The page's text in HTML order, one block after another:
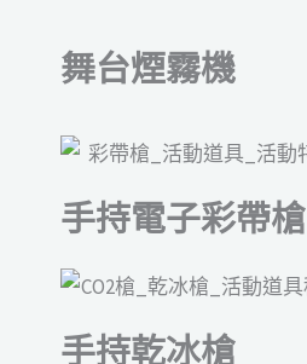
舞台煙霧機
手持電子彩帶槍
手持乾冰槍